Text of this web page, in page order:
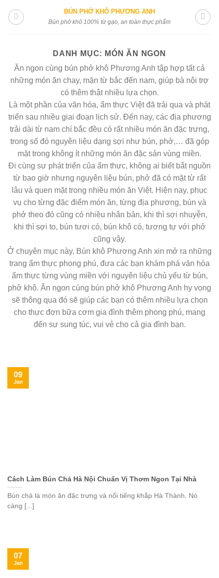
BÚN PHỞ KHÔ PHƯƠNG ANH
Bún phở khô 100% từ gạo, an toàn thực phẩm
DANH MỤC: MÓN ĂN NGON
Ăn ngon cùng bún phở khô Phương Anh tập hợp tất cả
những món ăn chay, mặn từ bắc đến nam, giúp bà nội trợ
có thêm thật nhiều lựa chọn.
Là một phần của văn hóa, ẩm thực Việt đã trải qua và phát
triển sau nhiều giai đoạn lịch sử. Đến nay, các địa phương
trải dài từ nam chí bắc đều có rất nhiều món ăn đặc trưng,
trong số đó nguyên liệu dạng sợi như bún, phở,… đã góp
mặt trong không ít những món ăn đặc sản vùng miền.
Đi cùng sự phát triển của ẩm thực, không ai biết bắt nguồn
từ bao giờ nhưng nguyên liệu bún, phở đã có mặt từ rất
lâu và quen mặt trong nhiều món ăn Việt. Hiện nay, phục
vụ cho từng đặc điểm món ăn, từng địa phương, bún và
phở theo đó cũng có nhiều nhân bản, khi thì sợi nhuyễn,
khi thì sợi to, bún tươi có, bún khô có, tương tự với phở
cũng vậy.
Ở chuyên mục này, Bún khô Phương Anh xin mở ra những
trang ẩm thực phong phú, đưa các bạn khám phá văn hóa
ẩm thực từng vùng miền với nguyên liệu chủ yếu từ bún,
phở khô. Ăn ngon cùng bún phở khô Phương Anh hy vọng
sẽ thông qua đó sẽ giúp các bạn có thêm nhiều lựa chọn
cho thực đơn bữa cơm gia đình thêm phong phú, mang
đến sự sung túc, vui vẻ cho cả gia đình bạn.
Cách Làm Bún Chả Hà Nội Chuẩn Vị Thơm Ngon Tại Nhà
Bún chả là món ăn đặc trưng và nổi tiếng khắp Hà Thành. Nó
càng [...]
09
Jan
07
Jan